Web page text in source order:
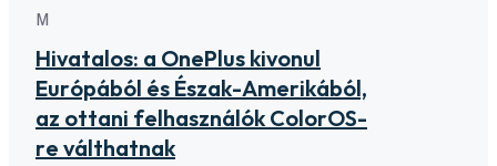
M
Hivatalos: a OnePlus kivonul
Európából és Észak-Amerikából,
az ottani felhasználók ColorOS-
re válthatnak